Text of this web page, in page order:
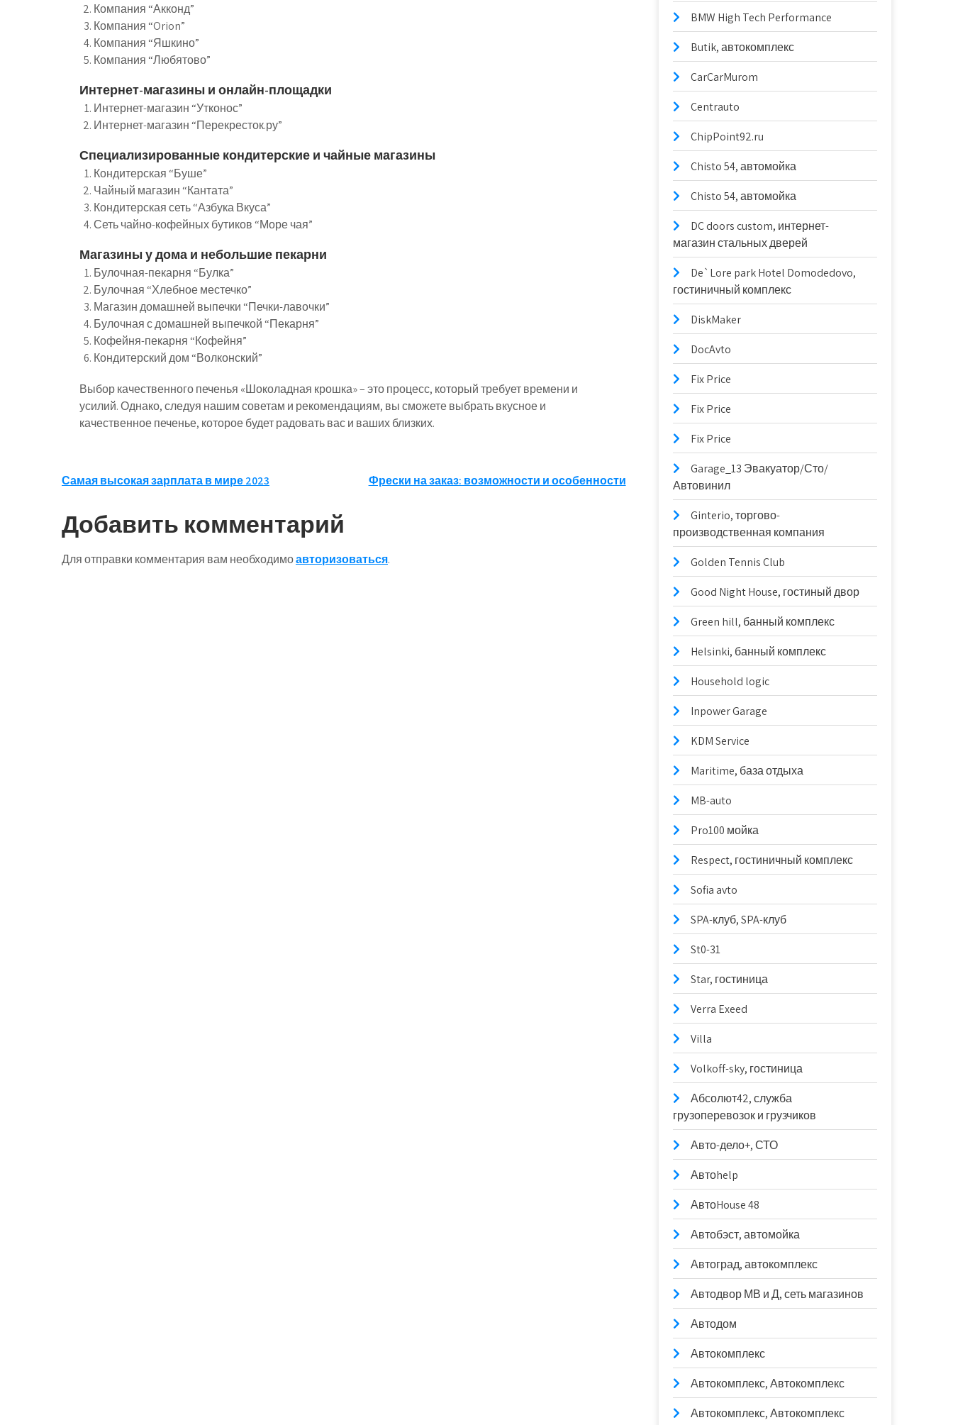
Компания “Акконд”
Компания “Orion”
Компания “Яшкино”
Компания “Любятово”
Интернет-магазины и онлайн-площадки
Интернет-магазин “Утконос”
Интернет-магазин “Перекресток.ру”
Специализированные кондитерские и чайные магазины
Кондитерская “Буше”
Чайный магазин “Кантата”
Кондитерская сеть “Азбука Вкуса”
Сеть чайно-кофейных бутиков “Море чая”
Магазины у дома и небольшие пекарни
Булочная-пекарня “Булка”
Булочная “Хлебное местечко”
Магазин домашней выпечки “Печки-лавочки”
Булочная с домашней выпечкой “Пекарня”
Кофейня-пекарня “Кофейня”
Кондитерский дом “Волконский”
Выбор качественного печенья «Шоколадная крошка» – это процесс, который требует времени и
усилий. Однако, следуя нашим советам и рекомендациям, вы сможете выбрать вкусное и
качественное печенье, которое будет радовать вас и ваших близких.
Навигация
по
записям
Самая высокая зарплата в мире 2023 Фрески на заказ: возможности и особенности
Добавить комментарий
Для отправки комментария вам необходимоавторизоваться.
BMW High Tech Performance
Butik, автокомплекс
CarCarMurom
Centrauto
ChipPoint92.ru
Chisto 54, автомойка
Chisto 54, автомойка
DC doors custom, интернет-
магазин стальных дверей
De`Lore park Hotel Domodedovo,
гостиничный комплекс
DiskMaker
DocAvto
Fix Price
Fix Price
Fix Price
Garage_13 Эвакуатор/Сто/
Автовинил
Ginterio, торгово-
производственная компания
Golden Tennis Club
Good Night House, гостиный двор
Green hill, банный комплекс
Helsinki, банный комплекс
Household logic
Inpower Garage
KDM Service
Maritime, база отдыха
MB-auto
Pro100 мойка
Respect, гостиничный комплекс
Sofia avto
SPA-клуб, SPA-клуб
St0-31
Star, гостиница
Verra Exeed
Villa
Volkoff-sky, гостиница
Абсолют42, служба
грузоперевозок и грузчиков
Авто-дело+, СТО
Автоhelp
АвтоHouse 48
Автобэст, автомойка
Автоград, автокомплекс
Автодвор МВ и Д, сеть магазинов
Автодом
Автокомплекс
Автокомплекс, Автокомплекс
Автокомплекс, Автокомплекс